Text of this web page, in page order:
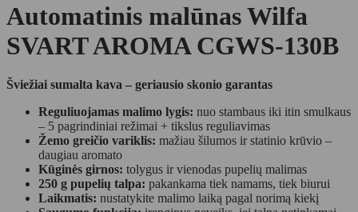
Automatinis malūnas Wilfa
SVART AROMA CGWS-130B
Šviežiai sumalta kava – geriausio skonio garantas
Reguliuojamas malimo lygis: nuo stambaus iki itin smulkaus
– 5 pagrindiniai režimai + tikslus reguliavimas
Žemo greičio variklis: mažiau šilumos ir statinio krūvio –
daugiau aromato
Kūginės girnos: tolygus ir vienodas pupelių malimas
250 g pupelių talpa: pakankama tiek namams, tiek biurui
Laikmatis: nustatykite malimo laiką pagal norimą kiekį